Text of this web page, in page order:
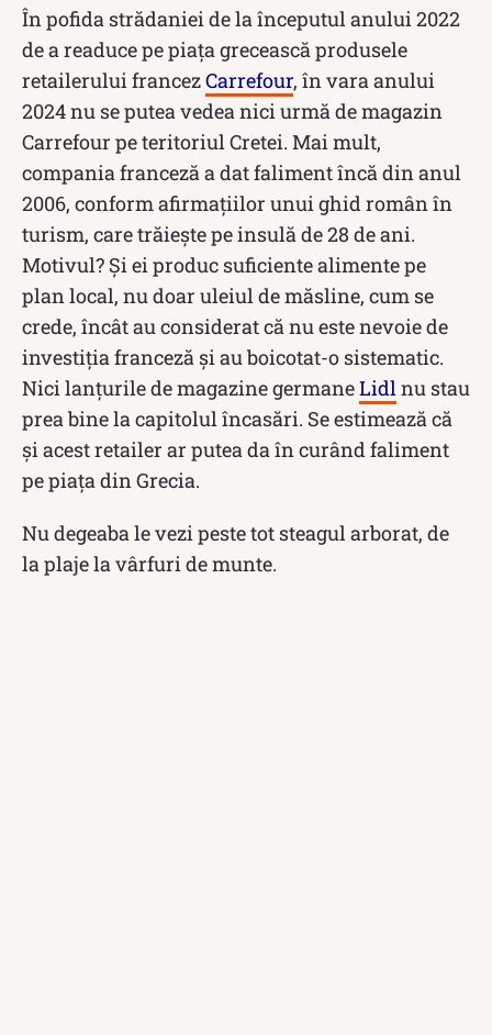
În pofida strădaniei de la începutul anului 2022
de a readuce pe piața grecească produsele
retailerului francezCarrefour, în vara anului
2024 nu se putea vedea nici urmă de magazin
Carrefour pe teritoriul Cretei. Mai mult,
compania franceză a dat faliment încă din anul
2006, conform afirmațiilor unui ghid român în
turism, care trăiește pe insulă de 28 de ani.
Motivul? Și ei produc suficiente alimente pe
plan local, nu doar uleiul de măsline, cum se
crede, încât au considerat că nu este nevoie de
investiția franceză și au boicotat-o sistematic.
Nici lanțurile de magazine germaneLidl nu stau
prea bine la capitolul încasări. Se estimează că
și acest retailer ar putea da în curând faliment
pe piața din Grecia.
Nu degeaba le vezi peste tot steagul arborat, de
la plaje la vârfuri de munte.